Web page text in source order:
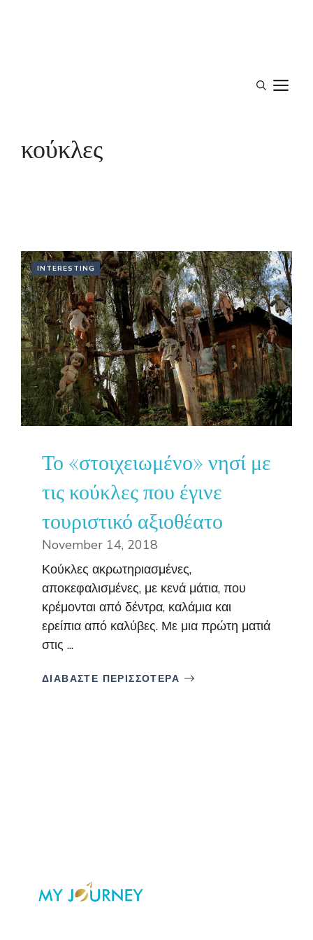
κούκλες
INTERESTING
Το «στοιχειωμένο» νησί με
τις κούκλες που έγινε
τουριστικό αξιοθέατο
November 14, 2018
Κούκλες ακρωτηριασμένες,
αποκεφαλισμένες, με κενά μάτια, που
κρέμονται από δέντρα, καλάμια και
ερείπια από καλύβες. Με μια πρώτη ματιά
στις ...
ΔΙΑΒΑΣΤΕ ΠΕΡΙΣΣΟΤΕΡΑ